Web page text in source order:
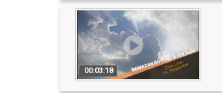
00:03:18